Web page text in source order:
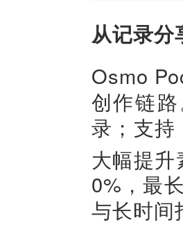
从记录分
Osmo
创作链
录；支
大幅提
0%，最
与长时间